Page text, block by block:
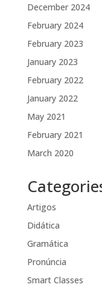
December 2024
February 2024
February 2023
January 2023
February 2022
January 2022
May 2021
February 2021
March 2020
Artigos
Didática
Gramática
Pronúncia
Smart Classes